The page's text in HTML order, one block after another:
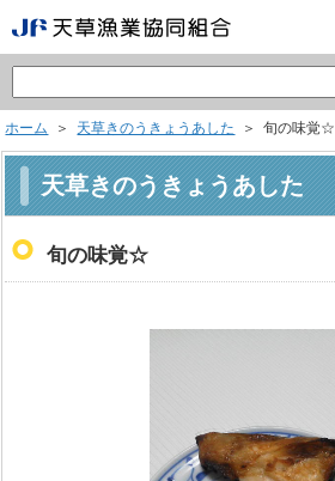
ホーム ＞ 天草きのうきょうあした ＞ 旬の味覚☆
天草きのうきょうあした
旬の味覚☆